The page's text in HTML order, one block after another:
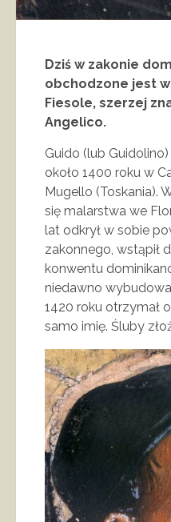
Dziś w zakonie
obchodzone jest
Fiesole, szerzej
Angelico.
Guido (lub
około 1400 roku w
Mugello (Toskania).
się malarstwa we
lat odkrył w sobie
zakonnego, wstąpił
konwentu
niedawno
1420 roku otrzymał
samo imię. Śluby